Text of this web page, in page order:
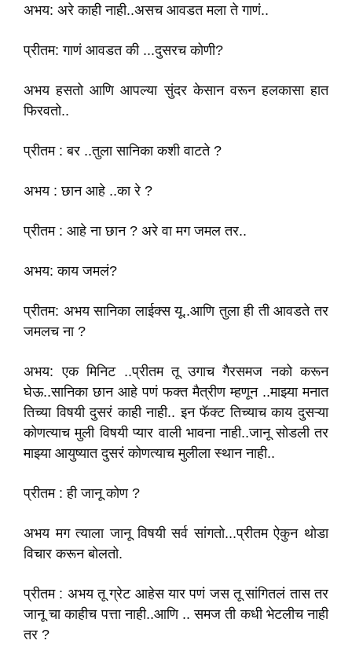
अभय: अरे काही नाही..असच आवडत मला ते गाणं..
प्रीतम: गाणं आवडत की ...दुसरच कोणी?
अभय हसतो आणि आपल्या सुंदर केसान वरून हलकासा हात
फिरवतो..
प्रीतम : बर ..तुला सानिका कशी वाटते ?
अभय : छान आहे ..का रे ?
प्रीतम : आहे ना छान ? अरे वा मग जमल तर..
अभय: काय जमलं?
प्रीतम: अभय सानिका लाईक्स यू..आणि तुला ही ती आवडते तर
जमलच ना ?
अभय: एक मिनिट ..प्रीतम तू उगाच गैरसमज नको करून
घेऊ..सानिका छान आहे पणं फक्त मैत्रीण म्हणून ..माझ्या मनात
तिच्या विषयी दुसरं काही नाही.. इन फॅक्ट तिच्याच काय दुसऱ्या
कोणत्याच मुली विषयी प्यार वाली भावना नाही..जानू सोडली तर
माझ्या आयुष्यात दुसरं कोणत्याच मुलीला स्थान नाही..
प्रीतम : ही जानू कोण ?
अभय मग त्याला जानू विषयी सर्व सांगतो...प्रीतम ऐकुन थोडा
विचार करून बोलतो.
प्रीतम : अभय तू ग्रेट आहेस यार पणं जस तू सांगितलं तास तर
जानू चा काहीच पत्ता नाही..आणि .. समज ती कधी भेटलीच नाही
तर ?